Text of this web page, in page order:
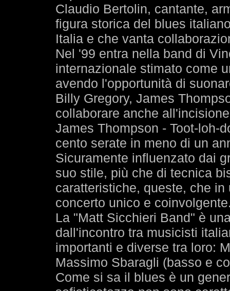
Claudio Bertolin, cantante,
figura storica del blues
Italia e che vanta
Nel '99 entra nella band di
internazionale stimato come
avendo l'opportunità di
Billy Gregory, James
collaborare anche
James Thompson - Toot-loh-
cento serate in meno di un
Sicuramente influenzato dai
suo stile, più che di tecnica
caratteristiche, queste, che
concerto unico e
La "Matt Sicchieri Band" è
dall'incontro tra musicisti
importanti e diverse tra loro:
Massimo Sbaragli (basso e
Come si sa il blues è un